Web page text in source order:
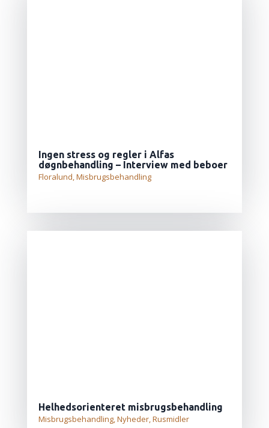
Ingen stress og regler i Alfas
døgnbehandling – Interview med beboer
Floralund,Misbrugsbehandling
Helhedsorienteret misbrugsbehandling
Misbrugsbehandling,Nyheder,Rusmidler